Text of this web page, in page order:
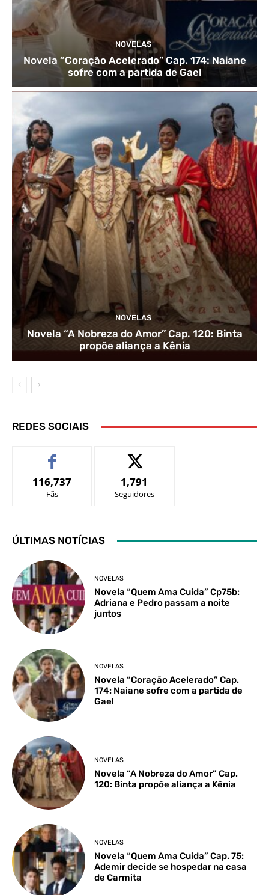
NOVELAS
Novela “Coração Acelerado” Cap. 174: Naiane
sofre com a partida de Gael
NOVELAS
Novela “A Nobreza do Amor” Cap. 120: Binta
propõe aliança a Kênia
REDES SOCIAIS
116,737
Fãs
1,791
Seguidores
ÚLTIMAS NOTÍCIAS
NOVELAS
Novela “Quem Ama Cuida” Cp75b:
Adriana e Pedro passam a noite
juntos
NOVELAS
Novela “Coração Acelerado” Cap.
174: Naiane sofre com a partida de
Gael
NOVELAS
Novela “A Nobreza do Amor” Cap.
120: Binta propõe aliança a Kênia
NOVELAS
Novela “Quem Ama Cuida” Cap. 75:
Ademir decide se hospedar na casa
de Carmita